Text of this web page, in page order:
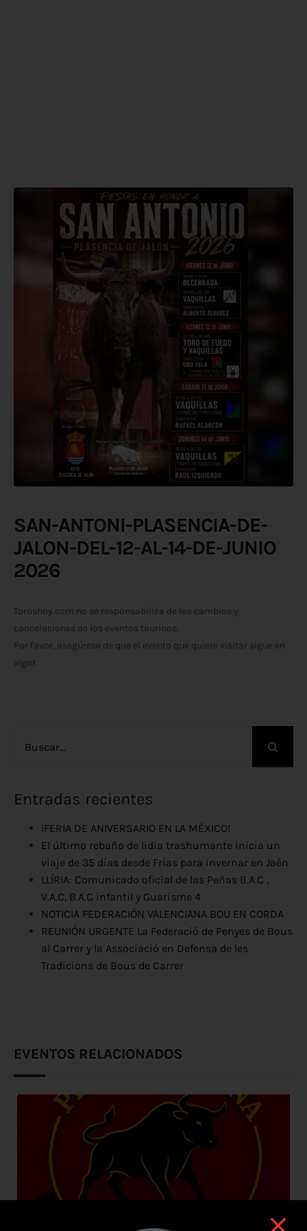
SAN-ANTONI-PLASENCIA-DE-
JALON-DEL-12-AL-14-DE-JUNIO
2026
Toroshoy.com no se responsabiliza de los cambios y
cancelaciones de los eventos taurinos.
Por favor, asegúrese de que el evento que quiere visitar sigue en
vigor.
Entradas recientes
¡FERIA DE ANIVERSARIO EN LA MÉXICO!
El último rebaño de lidia trashumante inicia un
viaje de 35 días desde Frías para invernar en Jaén
LLÍRIA: Comunicado oficial de las Peñas B.A.C ,
V.A.C, B.A.C infantil y Guarisme 4
NOTICIA FEDERACIÓN VALENCIANA BOU EN CORDA
REUNIÓN URGENTE La Federació de Penyes de Bous
al Carrer y la Associació en Defensa de les
Tradicions de Bous de Carrer
EVENTOS RELACIONADOS